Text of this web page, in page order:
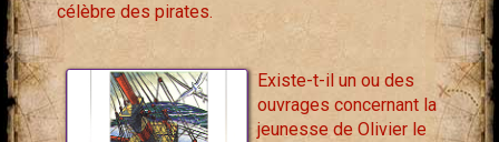
célèbre des pirates.
Existe-t-il un ou des
ouvrages concernant la
jeunesse de Olivier le